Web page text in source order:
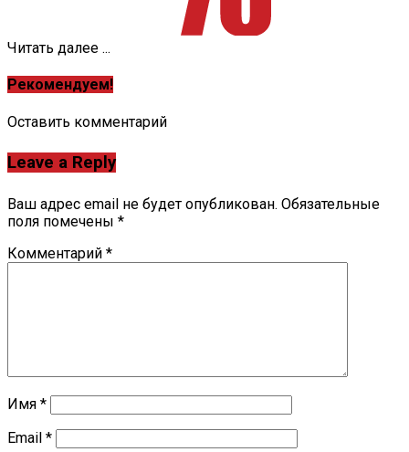
Читать далее ...
Рекомендуем!
Оставить комментарий
Leave a Reply
Ваш адрес email не будет опубликован. Обязательные
поля помечены *
Комментарий *
Имя *
Email *